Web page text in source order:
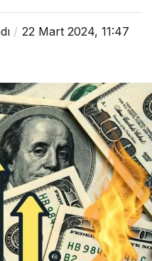
22 Mart 2024, 11:47